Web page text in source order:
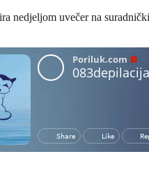
nedjeljom uvečer na